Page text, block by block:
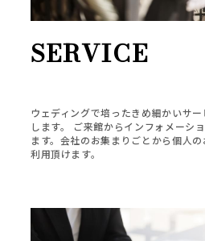
SERVICE
ウェディングで培ったきめ細かいサ
します。 ご来館からインフォメーシ
ます。会社のお集まりごとから個人
利用頂けます。